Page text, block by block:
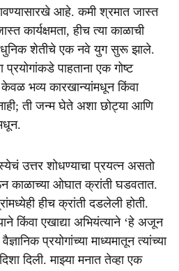
आहे. कमी श्रमात जास्त
कार्यक्षमता, हीच त्या काळाची
शेतीचे एक नवे युग सुरू झाले.
पाहताना एक गोष्ट
भव्य कारखान्यांमधून किंवा
ती जन्म घेते अशा छोट्या आणि
उत्तर शोधण्याचा प्रयत्न असतो
ओघात क्रांती घडवतात.
हीच क्रांती दडलेली होती.
किंवा एखाद्या अभियंत्याने ‘हे अजून
प्रयोगांच्या माध्यमातून त्यांच्या
दिली. माझ्या मनात तेव्हा एक